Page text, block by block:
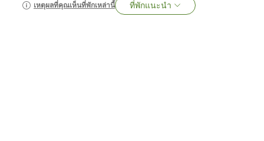
เหตุผลที่คุณเห็นที่พักเหล่านี้ ที่พักแนะนำ